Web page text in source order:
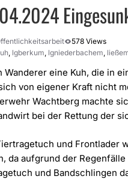
578 Views
, lgberkum, lgniederbachem,
Wanderer eine Kuh, die in
von eigener Kraft nicht
Wachtberg machte
bei der Rettung der
und Frontlader
da aufgrund der
und Bandschlingen